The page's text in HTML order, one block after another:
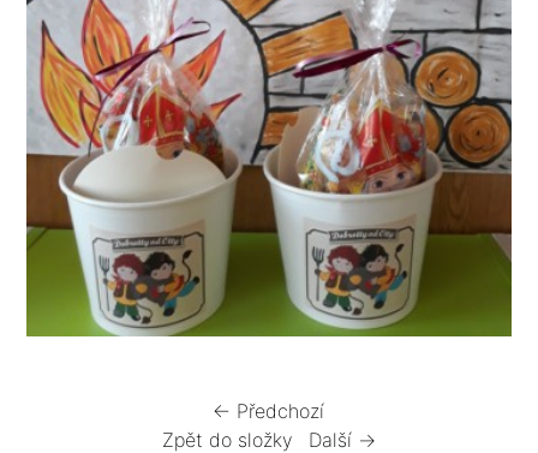
← Předchozí
Zpět do složky
Další →